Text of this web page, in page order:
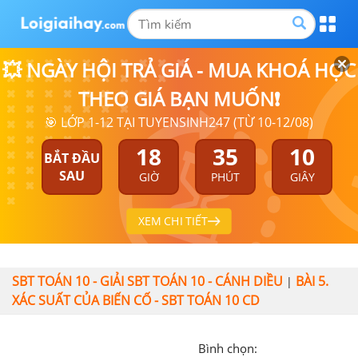
💥 NGÀY HỘI TRẢ GIÁ - MUA KHOÁ HỌC
THEO GIÁ BẠN MUỐN❗
🎯 LỚP 1-12 TẠI TUYENSINH247 (TỪ 10-12/08)
BẮT ĐẦU
SAU
18
GIỜ
35
PHÚT
10
GIÂY
XEM CHI TIẾT
SBT TOÁN 10 - GIẢI SBT TOÁN 10 - CÁNH DIỀU | BÀI 5.
XÁC SUẤT CỦA BIẾN CỐ - SBT TOÁN 10 CD
Bình chọn: